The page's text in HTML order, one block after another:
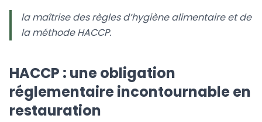
la maîtrise des règles d’hygiène alimentaire et de
la méthode HACCP.
HACCP : une obligation
réglementaire incontournable en
restauration